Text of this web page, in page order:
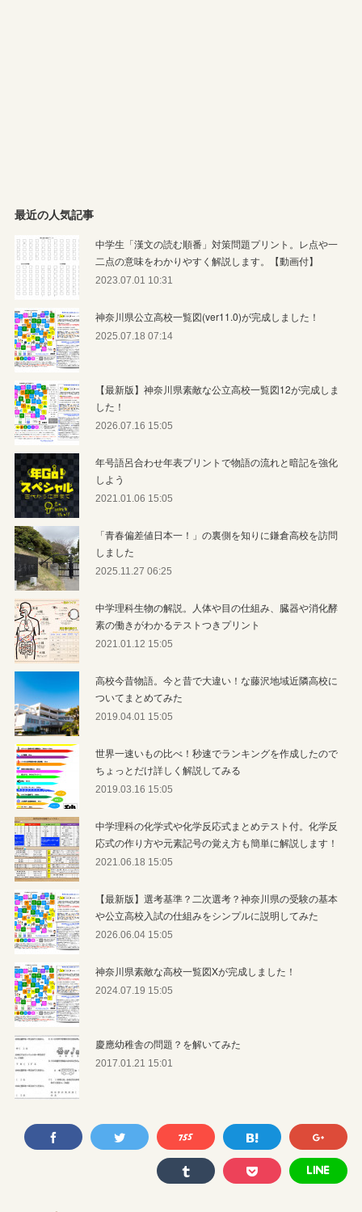
最近の人気記事
中学生「漢文の読む順番」対策問題プリント。レ点や一
二点の意味をわかりやすく解説します。【動画付】
2023.07.01 10:31
神奈川県公立高校一覧図(ver11.0)が完成しました！
2025.07.18 07:14
【最新版】神奈川県素敵な公立高校一覧図12が完成しま
した！
2026.07.16 15:05
年号語呂合わせ年表プリントで物語の流れと暗記を強化
しよう
2021.01.06 15:05
「青春偏差値日本一！」の裏側を知りに鎌倉高校を訪問
しました
2025.11.27 06:25
中学理科生物の解説。人体や目の仕組み、臓器や消化酵
素の働きがわかるテストつきプリント
2021.01.12 15:05
高校今昔物語。今と昔で大違い！な藤沢地域近隣高校に
ついてまとめてみた
2019.04.01 15:05
世界一速いもの比べ！秒速でランキングを作成したので
ちょっとだけ詳しく解説してみる
2019.03.16 15:05
中学理科の化学式や化学反応式まとめテスト付。化学反
応式の作り方や元素記号の覚え方も簡単に解説します！
2021.06.18 15:05
【最新版】選考基準？二次選考？神奈川県の受験の基本
や公立高校入試の仕組みをシンプルに説明してみた
2026.06.04 15:05
神奈川県素敵な高校一覧図Xが完成しました！
2024.07.19 15:05
慶應幼稚舎の問題？を解いてみた
2017.01.21 15:01